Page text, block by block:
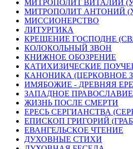
МИТРОПОЛИТ ВИТАЛИЙ
МИТРОПОЛИТ АНТОНИЙ
МИССИОНЕРСТВО
ЛИТУРГИКА
КРЕЩЕНИЕ ГОСПОДНЕ
КОЛОКОЛЬНЫЙ ЗВОН
КНИЖНОЕ ОБОЗРЕНИЕ
КАТИХИЗИЧЕСКИЕ
КАНОНИКА (ЦЕРКОВНОЕ
ИМЯБОЖИЕ - ДРЕВНЯЯ
ЗАПАДНОЕ ПРАВОСЛАВИЕ
ЖИЗНЬ ПОСЛЕ СМЕРТИ
ЕРЕСЬ СЕРГИАНСТВА
ЕПИСКОП ГРИГОРИЙ
ЕВАНГЕЛЬСКОЕ ЧТЕНИЕ
ДУХОВНЫЕ СТИХИ